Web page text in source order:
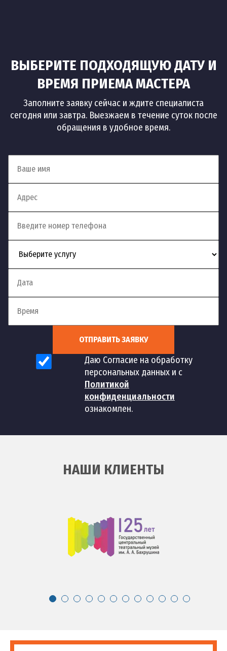
ВЫБЕРИТЕ ПОДХОДЯЩУЮ ДАТУ И
ВРЕМЯ ПРИЕМА МАСТЕРА
Заполните заявку сейчас и ждите специалиста
сегодня или завтра. Выезжаем в течение суток после
обращения в удобное время.
ОТПРАВИТЬ ЗАЯВКУ
Даю Согласие на обработку
персональных данных и с
Политикой
конфиденциальности
ознакомлен.
НАШИ КЛИЕНТЫ